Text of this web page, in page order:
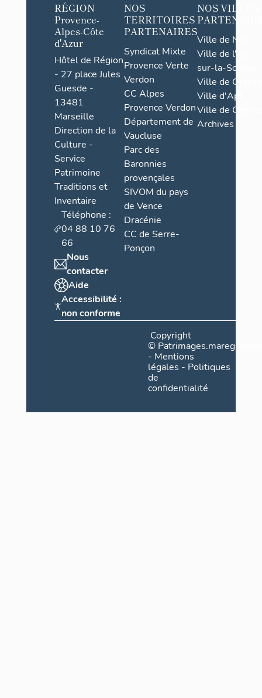
RÉGION
Provence-
Alpes-Côte
d'Azur
Hôtel de Région
- 27 place Jules
Guesde -
13481
Marseille
Direction de la
Culture -
Service
Patrimoine
Traditions et
Inventaire
Téléphone :
04 88 10 76
66
Nous
contacter
Aide
Accessibilité :
non conforme
NOS
TERRITOIRES
PARTENAIRES
Syndicat Mixte
Provence Verte
Verdon
CC Alpes
Provence Verdon
Département de
Vaucluse
Parc des
Baronnies
provençales
SIVOM du pays
de Vence
Dracénie
CC de Serre-
Ponçon
NOS VILLES
Ville de Nice
Ville de l'Isle-
sur-la-Sorgue
Ville de Grasse
Ville d'Apt
Ville de
Archives
Copyright
©
- Mentions
légales - Politiques
de
confidentialité